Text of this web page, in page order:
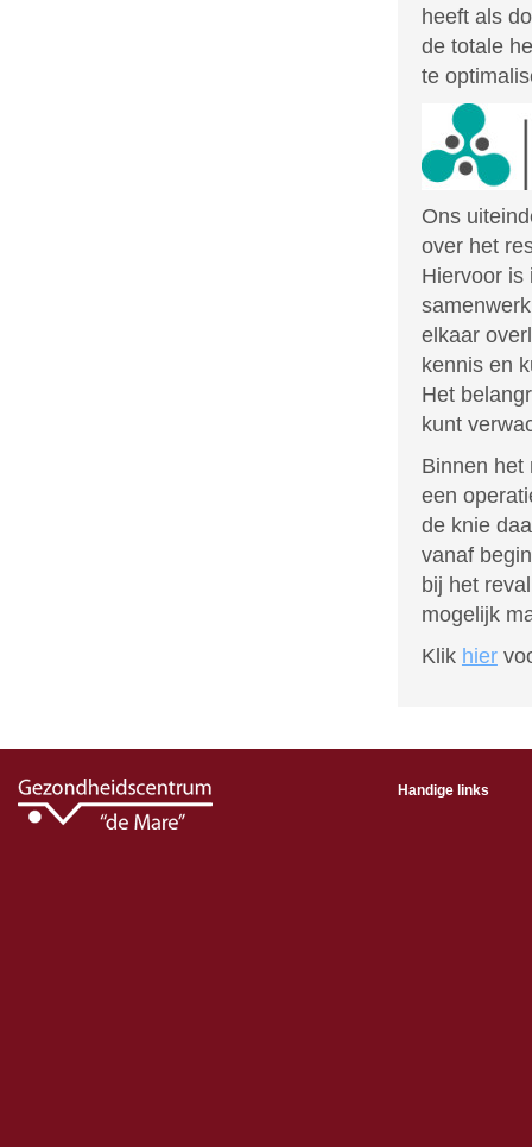
heeft als
de totale
te
Ons
over het
Hiervoor is
elkaar
kennis en
Het
kunt
Binnen het
een
de knie
vanaf
bij het
mogelijk
Klik hier
Handige links